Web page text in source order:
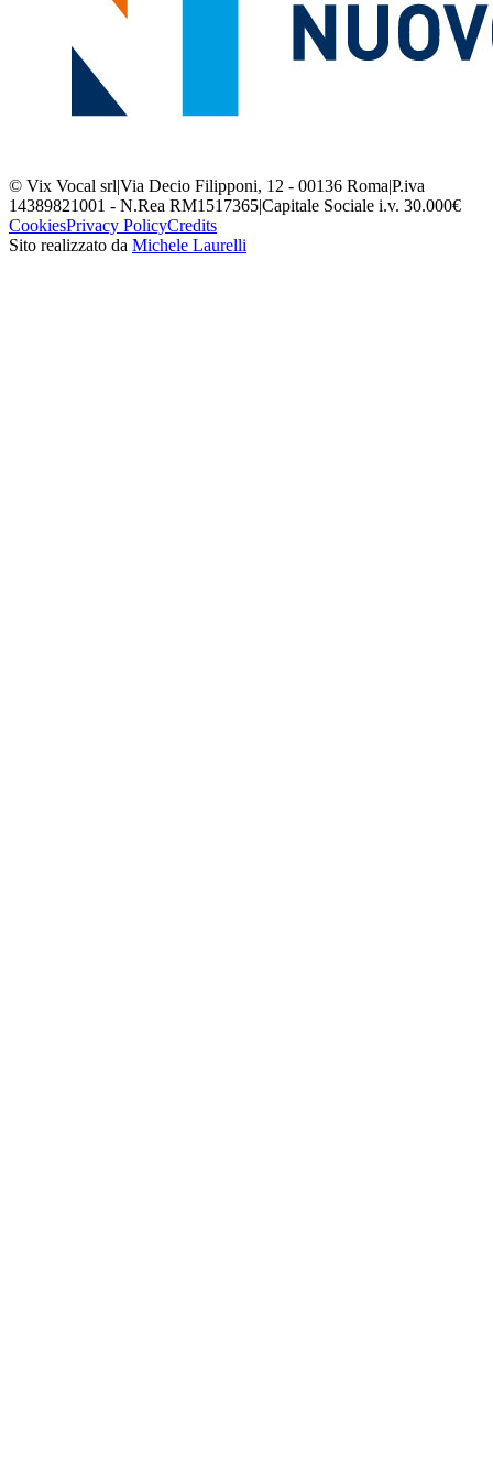
© Vix Vocal srl|Via Decio Filipponi, 12 - 00136 Roma|P.iva
14389821001 - N.Rea RM1517365|Capitale Sociale i.v. 30.000€
CookiesPrivacy PolicyCredits
Sito realizzato da Michele Laurelli